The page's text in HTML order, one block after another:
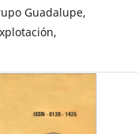
Guadalupe,